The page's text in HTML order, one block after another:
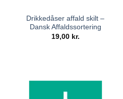
Drikkedåser affald skilt –
Dansk Affaldssortering
19,00 kr.